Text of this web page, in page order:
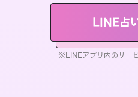
LINE占
※LINEアプリ内のサー